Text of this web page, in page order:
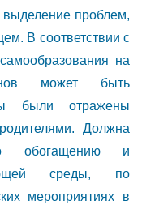
выделение проблем,
В соответствии с
на
может быть
были отражены
Должна
обогащению и
среды, по
мероприятиях в